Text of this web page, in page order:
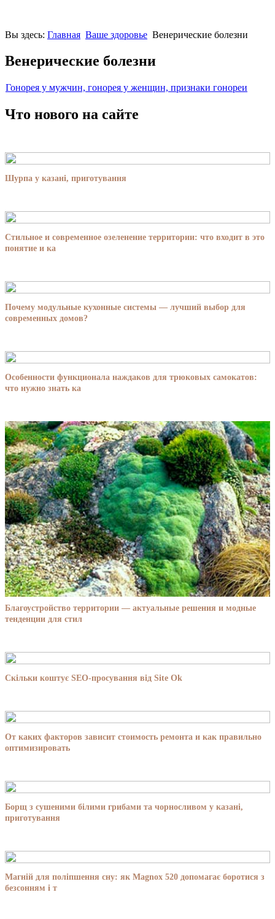
Вы здесь: Главная Ваше здоровье Венерические болезни
Венерические болезни
Гонорея у мужчин, гонорея у женщин, признаки гонореи
Что нового на сайте
Шурпа у казані, приготування
Стильное и современное озеленение территории: что входит в это
понятие и ка
Почему модульные кухонные системы — лучший выбор для
современных домов?
Особенности функционала наждаков для трюковых самокатов:
что нужно знать ка
Благоустройство территории — актуальные решения и модные
тенденции для стил
Скільки коштує SEO-просування від Site Ok
От каких факторов зависит стоимость ремонта и как правильно
оптимизировать
Борщ з сушеними білими грибами та чорносливом у казані,
приготування
Магній для поліпшення сну: як Magnox 520 допомагає боротися з
безсонням і т